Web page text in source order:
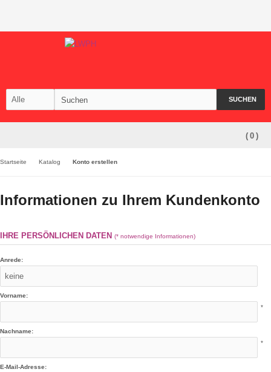
SUCHEN
( 0 )
Startseite Katalog Konto erstellen
Informationen zu Ihrem Kundenkonto
IHRE PERSÖNLICHEN DATEN (* notwendige Informationen)
Anrede:
Vorname:
*
Nachname:
*
E-Mail-Adresse: